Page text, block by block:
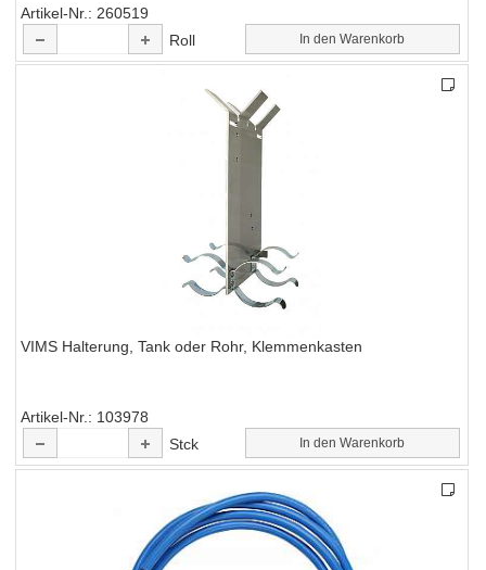
Artikel-Nr.
260519
Roll
In den Warenkorb
VIMS Halterung, Tank oder Rohr, Klemmenkasten
Artikel-Nr.
103978
Stck
In den Warenkorb